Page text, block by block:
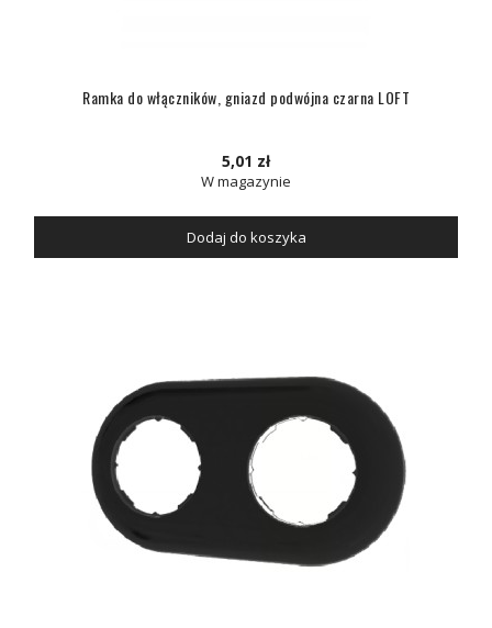
Ramka do włączników, gniazd podwójna czarna LOFT
5,01 zł
W magazynie
Dodaj do koszyka